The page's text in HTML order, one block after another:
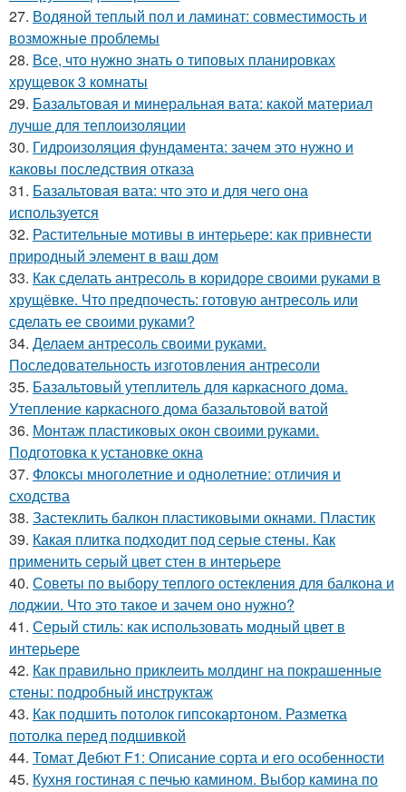
27. Водяной теплый пол и ламинат: совместимость и
возможные проблемы
28. Все, что нужно знать о типовых планировках
хрущевок 3 комнаты
29. Базальтовая и минеральная вата: какой материал
лучше для теплоизоляции
30. Гидроизоляция фундамента: зачем это нужно и
каковы последствия отказа
31. Базальтовая вата: что это и для чего она
используется
32. Растительные мотивы в интерьере: как привнести
природный элемент в ваш дом
33. Как сделать антресоль в коридоре своими руками в
хрущёвке. Что предпочесть: готовую антресоль или
сделать ее своими руками?
34. Делаем антресоль своими руками.
Последовательность изготовления антресоли
35. Базальтовый утеплитель для каркасного дома.
Утепление каркасного дома базальтовой ватой
36. Монтаж пластиковых окон своими руками.
Подготовка к установке окна
37. Флоксы многолетние и однолетние: отличия и
сходства
38. Застеклить балкон пластиковыми окнами. Пластик
39. Какая плитка подходит под серые стены. Как
применить серый цвет стен в интерьере
40. Советы по выбору теплого остекления для балкона и
лоджии. Что это такое и зачем оно нужно?
41. Серый стиль: как использовать модный цвет в
интерьере
42. Как правильно приклеить молдинг на покрашенные
стены: подробный инструктаж
43. Как подшить потолок гипсокартоном. Разметка
потолка перед подшивкой
44. Томат Дебют F1: Описание сорта и его особенности
45. Кухня гостиная с печью камином. Выбор камина по